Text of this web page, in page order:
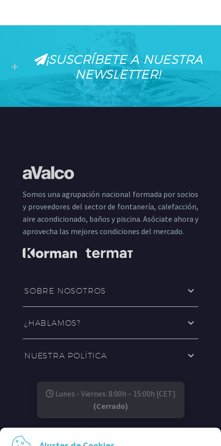
¡SUSCRÍBETE A NUESTRA
NEWSLETTER!
Somos una agrupación nacional formada por socios
y proveedores del sector de fontanería, calefacción,
aire acondicionado, baños y piscina. Asóciate ahora y
aprovecha las mejores condiciones del mercado.
SOBRE NOSOTROS
¿HABLAMOS?
NUESTRA POLÍTICA
Lunes - Viernes: 8:00h – 15:00h [CET]
(Cerrado)